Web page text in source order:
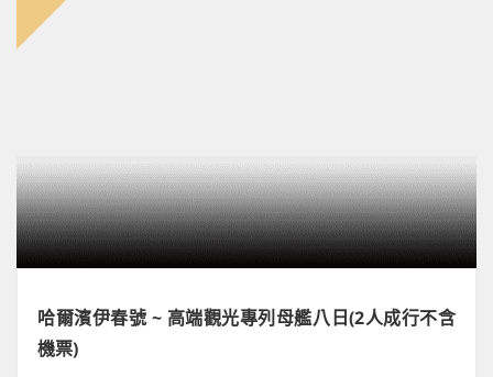
哈爾濱伊春號 ~ 高端觀光專列母艦八日(2人成行不含
機票)